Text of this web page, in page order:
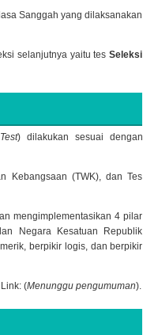
Sanggah yang dilaksanakan
selanjutnya yaitu tesSeleksi
) dilakukan sesuai dengan
Kebangsaan (TWK), dan Tes
mengimplementasikan 4 pilar
Negara Kesatuan Republik
berpikir logis, dan berpikir
(Menunggu pengumuman).